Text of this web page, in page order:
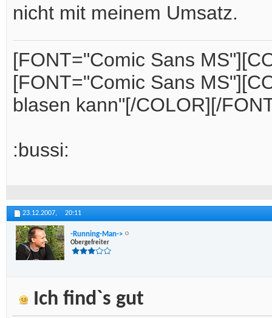
nicht mit meinem Umsatz.
[FONT="Comic Sans
[FONT="Comic Sans
blasen kann"[/COLOR][/
:bussi:
23.12.2007, 20:11
-Running-Man->
Obergefreiter
Ich find`s gut